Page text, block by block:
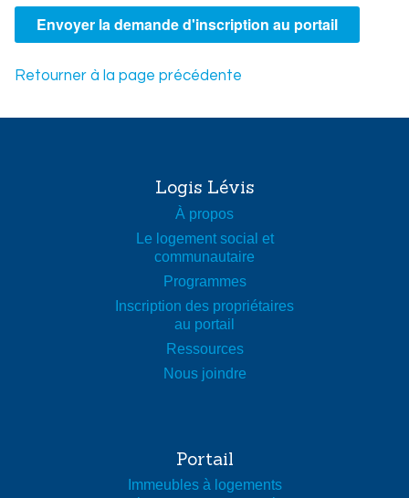
Retourner à la page précédente
Logis Lévis
À propos
Le logement social et
communautaire
Programmes
Inscription des propriétaires
au portail
Ressources
Nous joindre
Portail
Immeubles à logements